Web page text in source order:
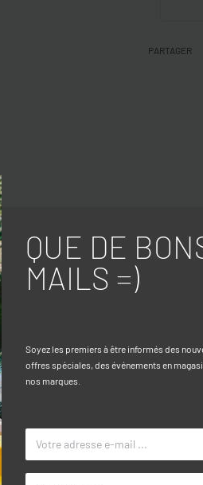
PARTAGER
TAILLE
QUE DE
MAILS =)
Soyez les premiers à être informés des
offres spéciales, des événements en
nos marques.